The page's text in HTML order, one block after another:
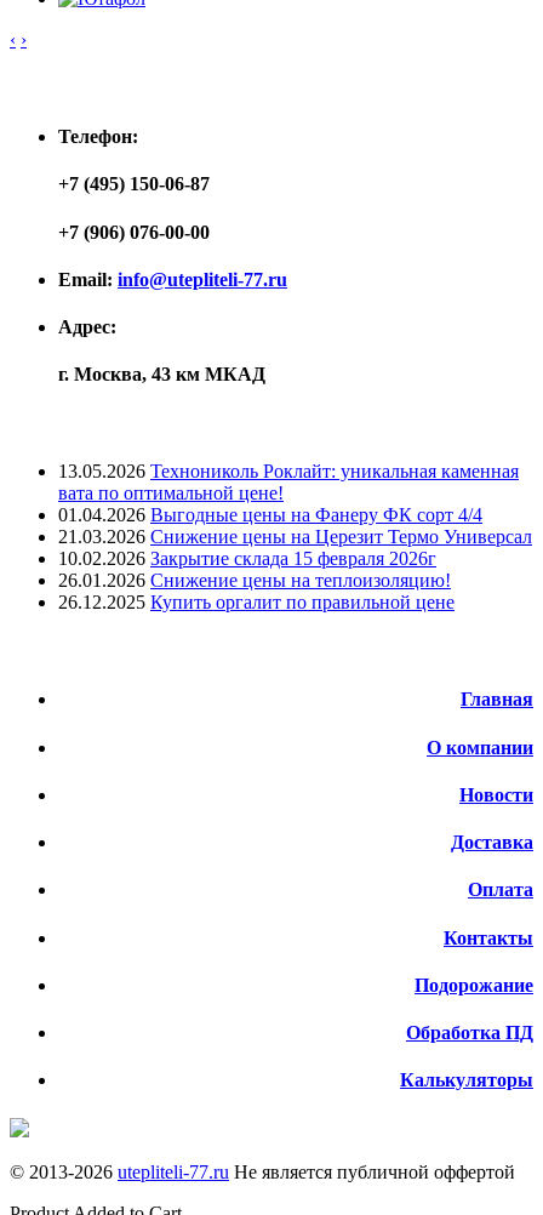
‹ ›
Телефон:
+7 (495) 150-06-87
+7 (906) 076-00-00
Email: info@utepliteli-77.ru
Адрес:
г. Москва, 43 км МКАД
13.05.2026 Технониколь Роклайт: уникальная каменная
вата по оптимальной цене!
01.04.2026 Выгодные цены на Фанеру ФК сорт 4/4
21.03.2026 Снижение цены на Церезит Термо Универсал
10.02.2026 Закрытие склада 15 февраля 2026г
26.01.2026 Снижение цены на теплоизоляцию!
26.12.2025 Купить оргалит по правильной цене
Главная
О компании
Новости
Доставка
Оплата
Контакты
Подорожание
Обработка ПД
Калькуляторы
© 2013-2026 utepliteli-77.ru Не является публичной оффертой